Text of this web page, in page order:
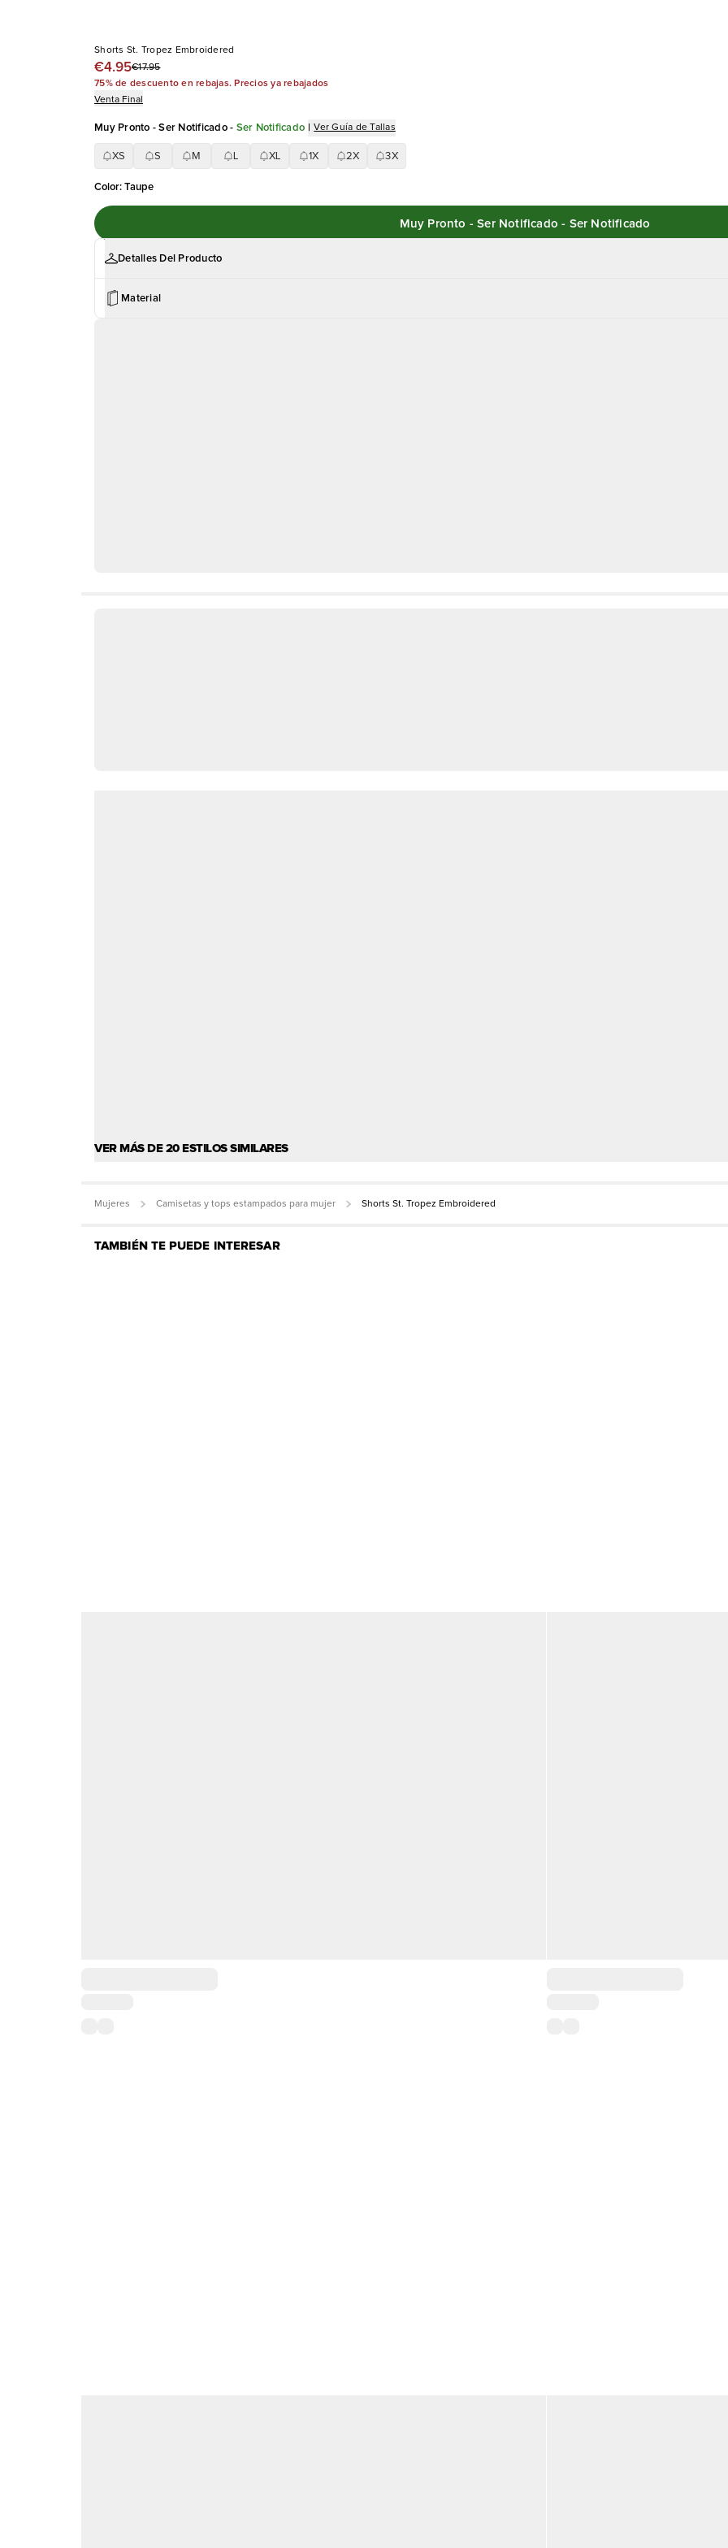
Shorts St. Tropez Embroidered
€4.95€17.95
75% de descuento en rebajas. Precios ya rebajados
Venta Final
Muy Pronto - Ser Notificado- Ser Notificado | Ver Guía de Tallas
XS S M XL 1X 2X 3X
Color:Taupe
Muy Pronto - Ser Notificado - Ser Notificado
Detalles Del Producto
Material
VER MÁS DE 20 ESTILOS SIMILARES
Mujeres Camisetas y tops estampados para mujer Shorts St. Tropez Embroidered
TAMBIÉN TE PUEDE INTERESAR